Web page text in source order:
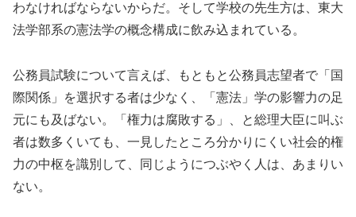
わなければならないからだ。そして学校の先生方は、東大
法学部系の憲法学の概念構成に飲み込まれている。
公務員試験について言えば、もともと公務員志望者で「国
際関係」を選択する者は少なく、「憲法」学の影響力の足
元にも及ばない。「権力は腐敗する」、と総理大臣に叫ぶ
者は数多くいても、一見したところ分かりにくい社会的権
力の中枢を識別して、同じようにつぶやく人は、あまりい
ない。